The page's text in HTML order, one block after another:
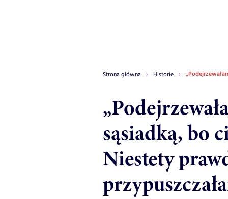
Strona główna Historie
sąsiadką, bo
Niestety